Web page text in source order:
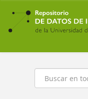
Ir
contenido
principal
Buscar